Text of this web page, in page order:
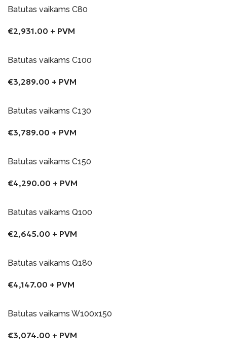
Batutas vaikams C80
€2,931.00 + PVM
Batutas vaikams C100
€3,289.00 + PVM
Batutas vaikams C130
€3,789.00 + PVM
Batutas vaikams C150
€4,290.00 + PVM
Batutas vaikams Q100
€2,645.00 + PVM
Batutas vaikams Q180
€4,147.00 + PVM
Batutas vaikams W100x150
€3,074.00 + PVM